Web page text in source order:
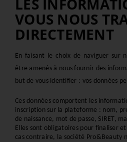
LES
VOUS NOUS
DIRECTEMENT
En faisant le choix de naviguer sur
être amenés à nous fournir des
but de vous identifier : vos données
Ces données comportent les
inscription sur la plateforme : nom,
de naissance, mot de passe, SIRET,
Elles sont obligatoires pour finaliser
cas contraire, la société Pro&Beauty